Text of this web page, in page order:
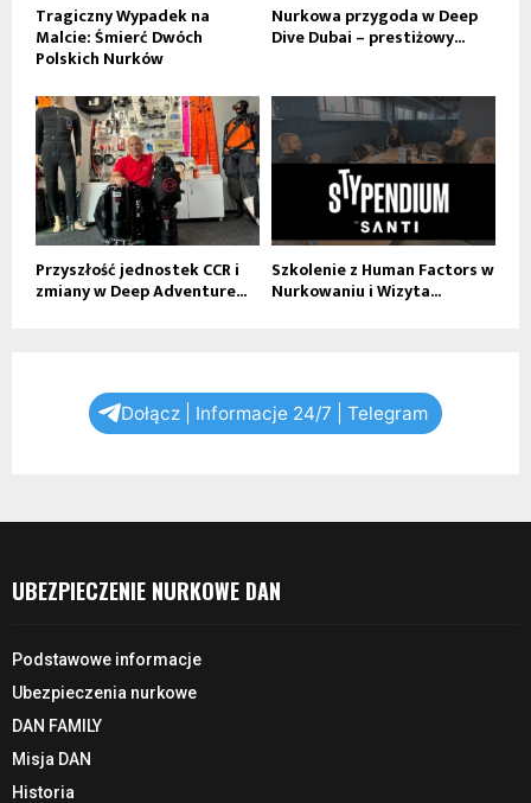
Tragiczny Wypadek na
Malcie: Śmierć Dwóch
Polskich Nurków
Nurkowa przygoda w Deep
Dive Dubai – prestiżowy...
Przyszłość jednostek CCR i
zmiany w Deep Adventure...
Szkolenie z Human Factors w
Nurkowaniu i Wizyta...
Dołącz | Informacje 24/7 | Telegram
UBEZPIECZENIE NURKOWE DAN
Podstawowe informacje
Ubezpieczenia nurkowe
DAN FAMILY
Misja DAN
Historia